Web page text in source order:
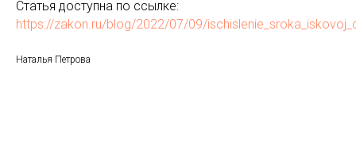
Статья доступна по ссылке:
https://zakon.ru/blog/2022/07/09/
Наталья Петрова